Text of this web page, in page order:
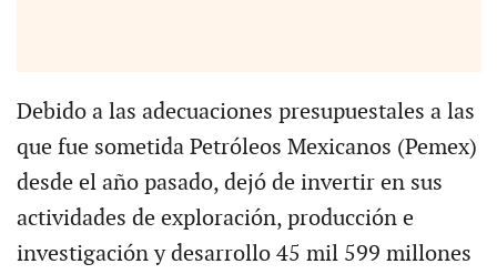
Debido a las adecuaciones presupuestales a las
que fue sometida Petróleos Mexicanos (Pemex)
desde el año pasado, dejó de invertir en sus
actividades de exploración, producción e
investigación y desarrollo 45 mil 599 millones